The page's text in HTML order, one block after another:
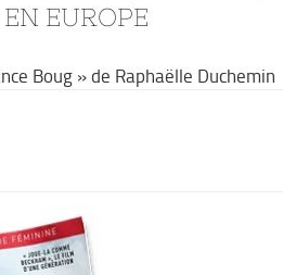
EN EUROPE
Boug » de Raphaëlle Duchemin